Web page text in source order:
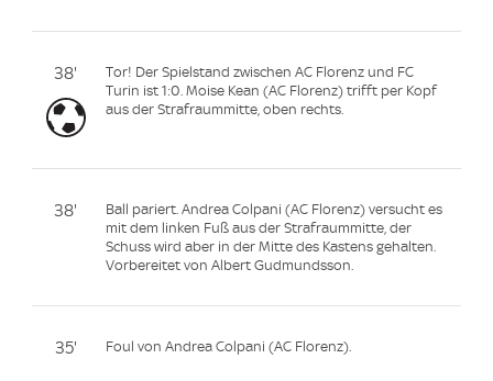
38'
Tor! Der Spielstand zwischen AC Florenz und FC
Turin ist 1:0. Moise Kean (AC Florenz) trifft per Kopf
aus der Strafraummitte, oben rechts.
38'
Ball pariert. Andrea Colpani (AC Florenz) versucht es
mit dem linken Fuß aus der Strafraummitte, der
Schuss wird aber in der Mitte des Kastens gehalten.
Vorbereitet von Albert Gudmundsson.
35' Foul von Andrea Colpani (AC Florenz).